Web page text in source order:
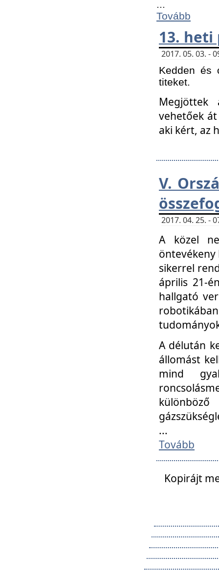
Tovább
13.
2017. 05. 03. -
Kedden és
titeket.
Megjöttek
vehetőek
aki kért, az
V.
2017. 04. 25. -
A közel
öntevékeny
sikerrel
április 21-
hallgató
A délután
állomást
mind
...
Tovább
Kopirájt